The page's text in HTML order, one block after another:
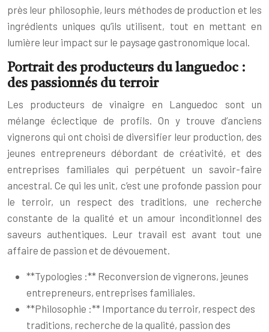
près leur philosophie, leurs méthodes de production et les
ingrédients uniques qu’ils utilisent, tout en mettant en
lumière leur impact sur le paysage gastronomique local.
Portrait des producteurs du languedoc :
des passionnés du terroir
Les producteurs de vinaigre en Languedoc sont un
mélange éclectique de profils. On y trouve d’anciens
vignerons qui ont choisi de diversifier leur production, des
jeunes entrepreneurs débordant de créativité, et des
entreprises familiales qui perpétuent un savoir-faire
ancestral. Ce qui les unit, c’est une profonde passion pour
le terroir, un respect des traditions, une recherche
constante de la qualité et un amour inconditionnel des
saveurs authentiques. Leur travail est avant tout une
affaire de passion et de dévouement.
**Typologies :** Reconversion de vignerons, jeunes
entrepreneurs, entreprises familiales.
**Philosophie :** Importance du terroir, respect des
traditions, recherche de la qualité, passion des